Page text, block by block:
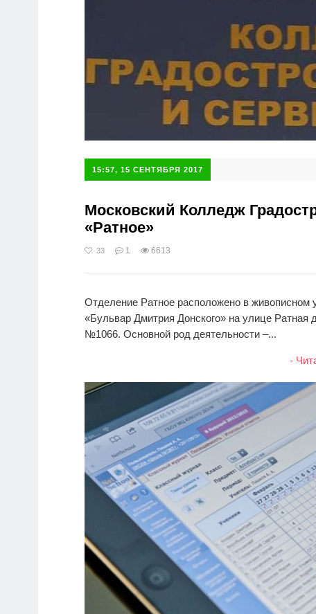
15:57, 15 СЕНТЯБРЯ 2017
Московский Колледж
«Ратное»
33 1 6613
Отделение Ратное расположено в живописном
«Бульвар Дмитрия Донского» на улице
№1066. Основной род деятельности –...
-